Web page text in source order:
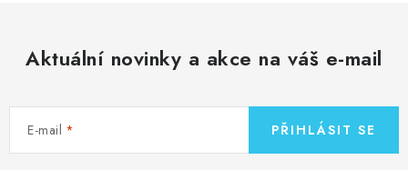
Aktuální novinky a akce na váš e-mail
E-mail PŘIHLÁSIT SE